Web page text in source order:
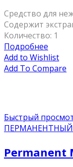
Средство для
Содержит
Количество: 1
Подробнее
Add to Wishlist
Add To Compare
Быстрый
Permanent